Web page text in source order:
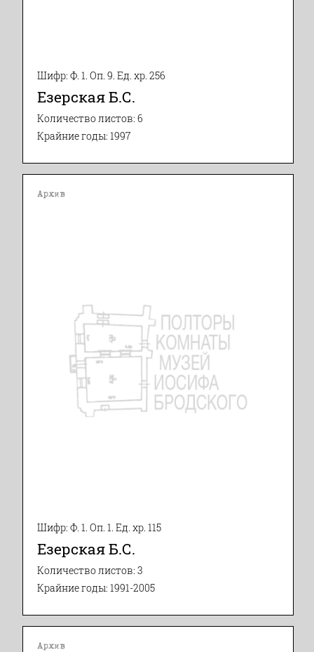
Шифр: Ф. 1. Оп. 9. Ед. хр. 256
Езерская Б.С.
Количество листов: 6
Крайние годы: 1997
Архив
Шифр: Ф. 1. Оп. 1. Ед. хр. 115
Езерская Б.С.
Количество листов: 3
Крайние годы: 1991-2005
Архив